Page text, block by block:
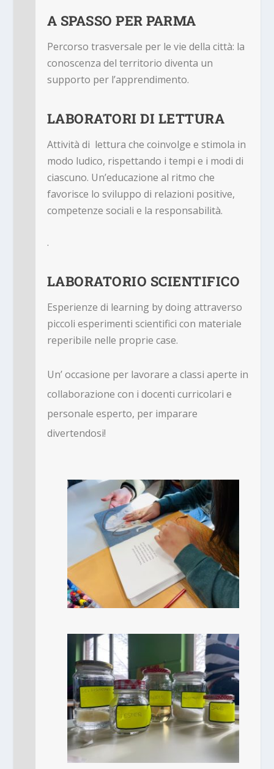
A SPASSO PER PARMA
Percorso trasversale per le vie della città: la
conoscenza del territorio diventa un
supporto per l’apprendimento.
LABORATORI DI LETTURA
Attività di lettura che coinvolge e stimola in
modo ludico, rispettando i tempi e i modi di
ciascuno. Un’educazione al ritmo che
favorisce lo sviluppo di relazioni positive,
competenze sociali e la responsabilità.
.
LABORATORIO SCIENTIFICO
Esperienze di learning by doing attraverso
piccoli esperimenti scientifici con materiale
reperibile nelle proprie case.
Un’ occasione per lavorare a classi aperte in
collaborazione con i docenti curricolari e
personale esperto, per imparare
divertendosi!